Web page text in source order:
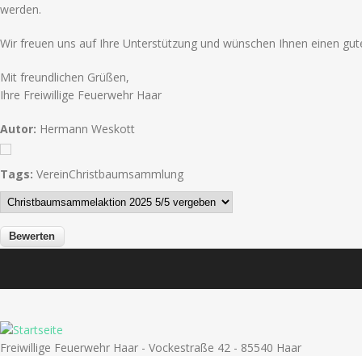
werden.
Wir freuen uns auf Ihre Unterstützung und wünschen Ihnen einen
Mit freundlichen Grüßen,
Ihre Freiwillige Feuerwehr Haar
Autor: Hermann Weskott
Tags: VereinChristbaumsammlung
Freiwillige Feuerwehr Haar - Vockestraße 42 - 85540 Haar